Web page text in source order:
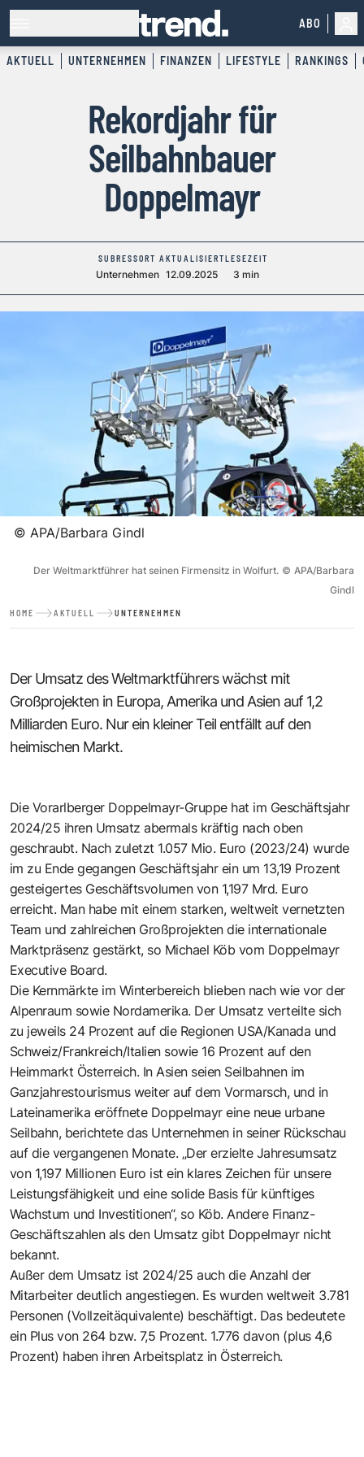
ABO
AKTUELL UNTERNEHMEN FINANZEN LIFESTYLE RANKINGS
Rekordjahr für
Seilbahnbauer
Doppelmayr
SUBRESSORT
Unternehmen
AKTUALISIERT
12.09.2025
LESEZEIT
3 min
© APA/Barbara Gindl
Der Weltmarktführer hat seinen Firmensitz in Wolfurt. © APA/Barbara
Gindl
HOME AKTUELL UNTERNEHMEN
Der Umsatz des Weltmarktführers wächst mit
Großprojekten in Europa, Amerika und Asien auf 1,2
Milliarden Euro. Nur ein kleiner Teil entfällt auf den
heimischen Markt.
Die Vorarlberger Doppelmayr-Gruppe hat im Geschäftsjahr
2024/25 ihren Umsatz abermals kräftig nach oben
geschraubt. Nach zuletzt 1.057 Mio. Euro (2023/24) wurde
im zu Ende gegangen Geschäftsjahr ein um 13,19 Prozent
gesteigertes Geschäftsvolumen von 1,197 Mrd. Euro
erreicht. Man habe mit einem starken, weltweit vernetzten
Team und zahlreichen Großprojekten die internationale
Marktpräsenz gestärkt, so Michael Köb vom Doppelmayr
Executive Board.
Die Kernmärkte im Winterbereich blieben nach wie vor der
Alpenraum sowie Nordamerika. Der Umsatz verteilte sich
zu jeweils 24 Prozent auf die Regionen USA/Kanada und
Schweiz/Frankreich/Italien sowie 16 Prozent auf den
Heimmarkt Österreich. In Asien seien Seilbahnen im
Ganzjahrestourismus weiter auf dem Vormarsch, und in
Lateinamerika eröffnete Doppelmayr eine neue urbane
Seilbahn, berichtete das Unternehmen in seiner Rückschau
auf die vergangenen Monate. „Der erzielte Jahresumsatz
von 1,197 Millionen Euro ist ein klares Zeichen für unsere
Leistungsfähigkeit und eine solide Basis für künftiges
Wachstum und Investitionen“, so Köb. Andere Finanz-
Geschäftszahlen als den Umsatz gibt Doppelmayr nicht
bekannt.
Außer dem Umsatz ist 2024/25 auch die Anzahl der
Mitarbeiter deutlich angestiegen. Es wurden weltweit 3.781
Personen (Vollzeitäquivalente) beschäftigt. Das bedeutete
ein Plus von 264 bzw. 7,5 Prozent. 1.776 davon (plus 4,6
Prozent) haben ihren Arbeitsplatz in Österreich.